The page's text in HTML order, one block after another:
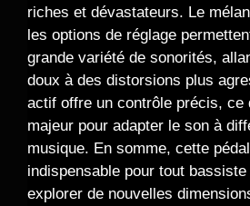
riches et dévastateurs. Le
les options de réglage
grande variété de sonorités,
doux à des distorsions plus
actif offre un contrôle précis, ce
majeur pour adapter le son à
musique. En somme, cette
indispensable pour tout
explorer de nouvelles